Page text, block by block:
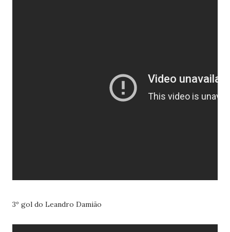
3º gol do Leandro Damião